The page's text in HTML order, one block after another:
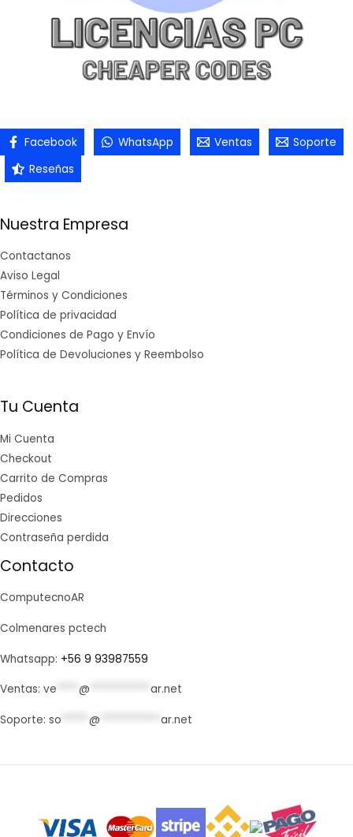
Facebook WhatsApp Ventas
Soporte
Reseñas
Nuestra Empresa
Contactanos
Aviso Legal
Términos y Condiciones
Política de privacidad
Condiciones de Pago y Envío
Política de Devoluciones y Reembolso
Tu Cuenta
Mi Cuenta
Checkout
Carrito de Compras
Pedidos
Direcciones
Contraseña perdida
Contacto
ComputecnoAR
Colmenares pctech
Whatsapp: +56 9 93987559
Ventas: ve @ ar.net
Soporte: so @ ar.net